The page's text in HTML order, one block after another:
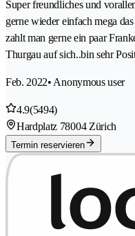
Super freundliches und
gerne wieder einfach mega
zahlt man gerne ein paar
Thurgau auf sich..bin sehr
Feb. 2022• Anonymous user
4.9(5494)
Hardplatz 78004 Zürich
Termin reservieren